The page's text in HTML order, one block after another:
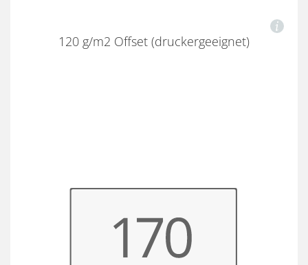
120 g/m2 Offset (druckergeeignet)